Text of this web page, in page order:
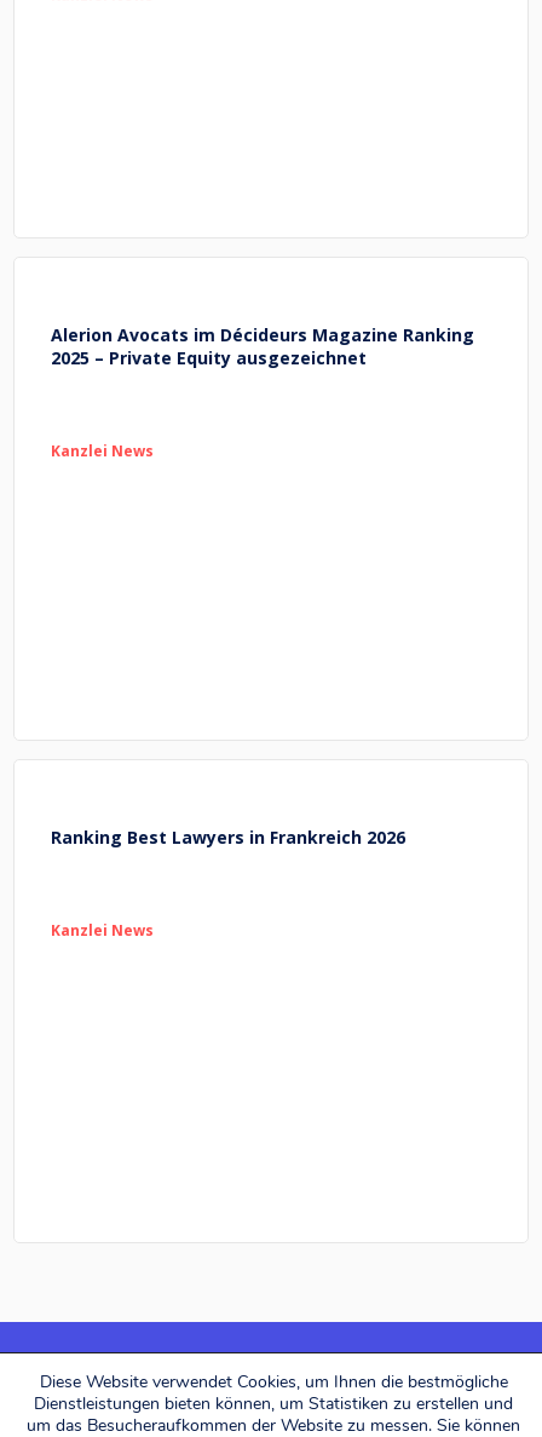
Alerion Avocats im Décideurs Magazine Ranking
2025 – Private Equity ausgezeichnet
Kanzlei News
Ranking Best Lawyers in Frankreich 2026
Kanzlei News
Alerion Avocats © 2026. All rights reserved.
Diese Website verwendet Cookies, um Ihnen die bestmögliche
Dienstleistungen bieten können, um Statistiken zu erstellen und
um das Besucheraufkommen der Website zu messen. Sie können